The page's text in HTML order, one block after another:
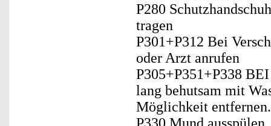
P280
tragen
P301+P312 Bei
oder Arzt anrufen
P305+P351+P338
lang behutsam mit
Möglichkeit